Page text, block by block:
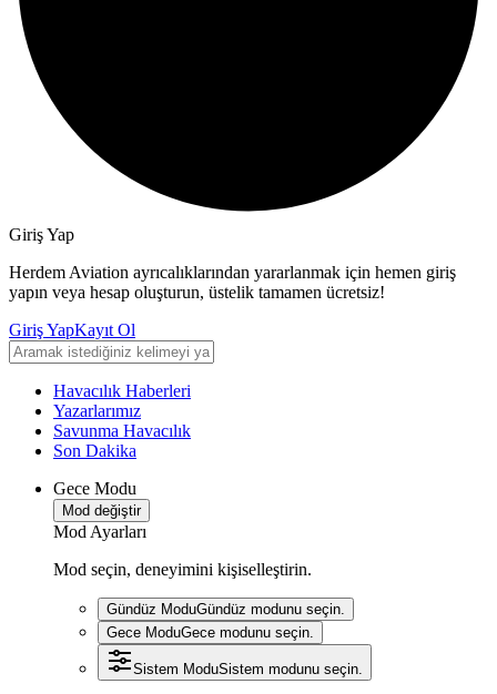
Giriş Yap
Herdem Aviation ayrıcalıklarından yararlanmak için hemen giriş
yapın veya hesap oluşturun, üstelik tamamen ücretsiz!
Giriş YapKayıt Ol
Havacılık Haberleri
Yazarlarımız
Savunma Havacılık
Son Dakika
Gece Modu
Mod değiştir
Mod Ayarları
Mod seçin, deneyimini kişiselleştirin.
Gündüz ModuGündüz modunu seçin.
Gece ModuGece modunu seçin.
Sistem ModuSistem modunu seçin.